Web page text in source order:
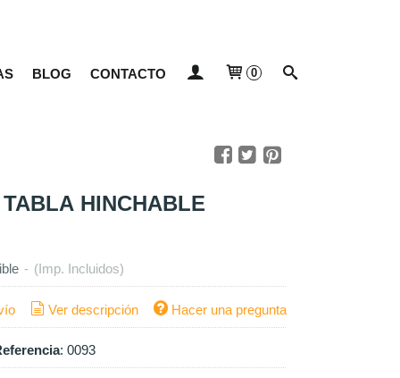
BLOG CONTACTO 0
HINCHABLE
- (Imp. Incluidos)
Ver descripción Hacer una pregunta
: 0093